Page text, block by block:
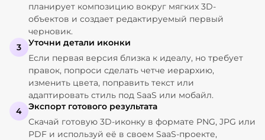
планирует композицию вокруг мягких 3D-
объектов и создает редактируемый первый
черновик.
3
Уточни детали иконки
Если первая версия близка к идеалу, но требует
правок, попроси сделать четче иерархию,
изменить цвета, поправить текст или
адаптировать стиль под SaaS или мобайл.
4
Экспорт готового результата
Скачай готовую 3D-иконку в формате PNG, JPG или
PDF и используй её в своем SaaS-проекте,